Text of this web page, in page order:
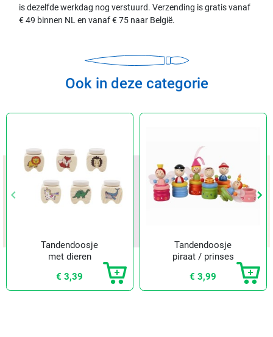
Vorige
keyboard_arrow_left keyboard_arrow_right
is dezelfde werkdag nog verstuurd. Verzending is gratis vanaf
€ 49 binnen NL en vanaf € 75 naar België.
Ook in deze categorie
Vorige
keyboard_arrow_left keyboard_arrow_right
Tandendoosje
met dieren
€ 3,39
Tandendoosje
piraat / prinses
€ 3,99